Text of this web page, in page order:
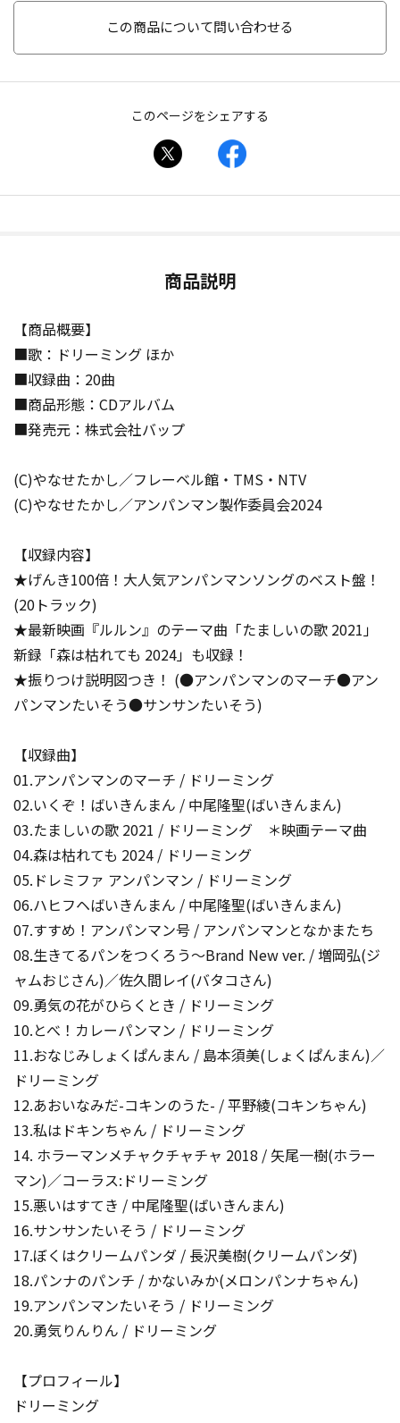
この商品について問い合わせる
このページをシェアする
商品説明
【商品概要】
■歌：ドリーミング ほか
■収録曲：20曲
■商品形態：CDアルバム
■発売元：株式会社バップ
(C)やなせたかし／フレーベル館・TMS・NTV
(C)やなせたかし／アンパンマン製作委員会2024
【収録内容】
★げんき100倍！大人気アンパンマンソングのベスト盤！
(20トラック)
★最新映画『ルルン』のテーマ曲「たましいの歌 2021」
新録「森は枯れても 2024」も収録！
★振りつけ説明図つき！ (●アンパンマンのマーチ●アン
パンマンたいそう●サンサンたいそう)
【収録曲】
01.アンパンマンのマーチ / ドリーミング
02.いくぞ！ばいきんまん / 中尾隆聖(ばいきんまん)
03.たましいの歌 2021 / ドリーミング ＊映画テーマ曲
04.森は枯れても 2024 / ドリーミング
05.ドレミファ アンパンマン / ドリーミング
06.ハヒフヘばいきんまん / 中尾隆聖(ばいきんまん)
07.すすめ！アンパンマン号 / アンパンマンとなかまたち
08.生きてるパンをつくろう～Brand New ver. / 増岡弘(ジ
ャムおじさん)／佐久間レイ(バタコさん)
09.勇気の花がひらくとき / ドリーミング
10.とべ！カレーパンマン / ドリーミング
11.おなじみしょくぱんまん / 島本須美(しょくぱんまん)／
ドリーミング
12.あおいなみだ-コキンのうた- / 平野綾(コキンちゃん)
13.私はドキンちゃん / ドリーミング
14. ホラーマンメチャクチャチャ 2018 / 矢尾一樹(ホラー
マン)／コーラス:ドリーミング
15.悪いはすてき / 中尾隆聖(ばいきんまん)
16.サンサンたいそう / ドリーミング
17.ぼくはクリームパンダ / 長沢美樹(クリームパンダ)
18.パンナのパンチ / かないみか(メロンパンナちゃん)
19.アンパンマンたいそう / ドリーミング
20.勇気りんりん / ドリーミング
【プロフィール】
ドリーミング